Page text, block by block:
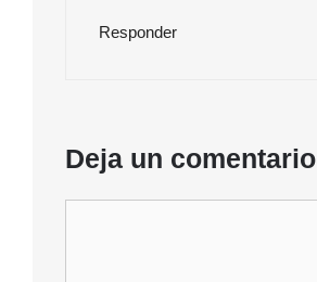
Responder
Deja un comentario